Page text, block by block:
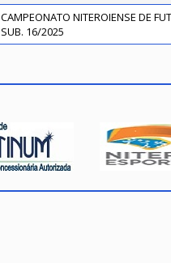
CAMPEONATO NITEROIENSE DE
SUB. 16/2025